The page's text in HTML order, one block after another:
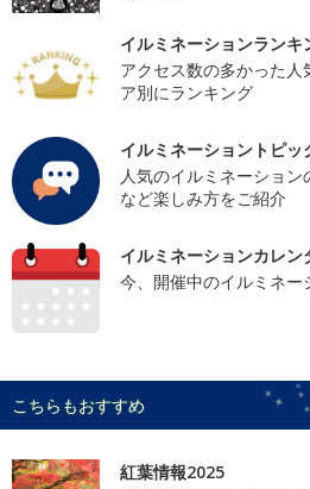
イルミネーションランキ
アクセス数の多かった人
ア別にランキング
イルミネーショントピッ
人気のイルミネーショ
など楽しみ方をご紹介
イルミネーションカレン
今、開催中のイルミネー
こちらもおすすめ
紅葉情報2025